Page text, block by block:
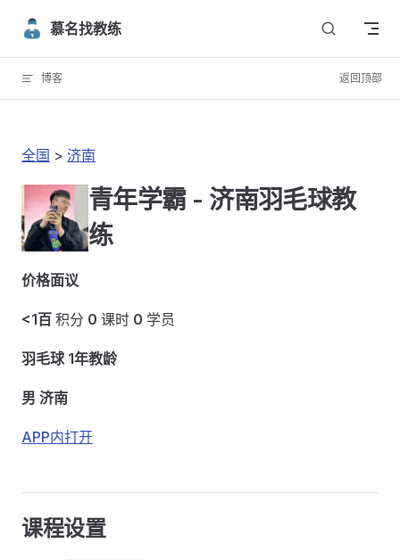
Skip to content
慕名找教练
博客 返回顶部
全国 > 济南
青年学霸 - 济南羽毛球教
练
价格面议
<1百 积分 0 课时 0 学员
羽毛球 1年教龄
男 济南
APP内打开
课程设置